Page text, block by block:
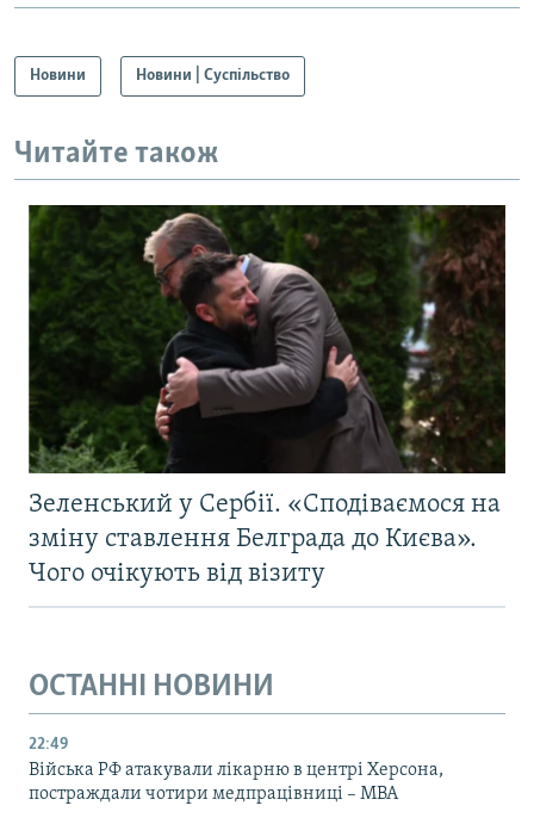
Новини Новини | Суспільство
Читайте також
Зеленський у Сербії. «Сподіваємося на
зміну ставлення Белграда до Києва».
Чого очікують від візиту
ОСТАННІ НОВИНИ
22:49
Війська РФ атакували лікарню в центрі Херсона,
постраждали чотири медпрацівниці – МВА